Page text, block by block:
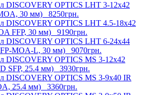
DISCOVERY OPTICS LHT 3-12x42
30 мм) 8250грн.
DISCOVERY OPTICS LHT 4.5-18x42
FFP, 30 мм) 9190грн.
DISCOVERY OPTICS LHT 6-24x44
MOA-L, 30 мм) 9070грн.
DISCOVERY OPTICS MS 3-12x42
SFP, 25.4 мм) 3930грн.
DISCOVERY OPTICS MS 3-9x40 IR
25.4 мм) 3360грн.